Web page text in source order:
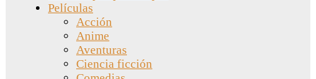
Películas
Acción
Anime
Aventuras
Ciencia ficción